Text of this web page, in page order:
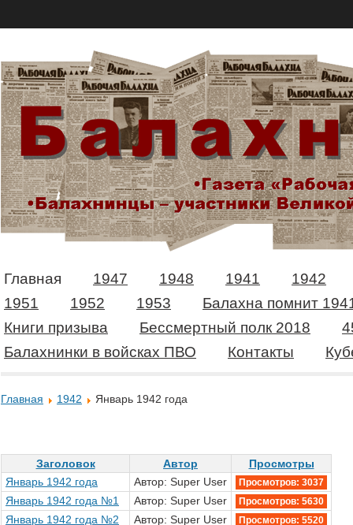
Главная 1947 1948 1941
1942
1951
1952 1953
Балахна помнит
Книги призыва
Бессмертный полк 2018
Балахнинки в войсках ПВО
Контакты
Главная 1942 Январь 1942 года
Заголовок Автор
Просмотры
Январь 1942 года
Автор: Super User Просмотров: 3037
Январь 1942 года №1 Автор: Super User Просмотров: 5630
Январь 1942 года №2 Автор: Super User Просмотров: 5520